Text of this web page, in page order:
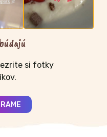
si fotky